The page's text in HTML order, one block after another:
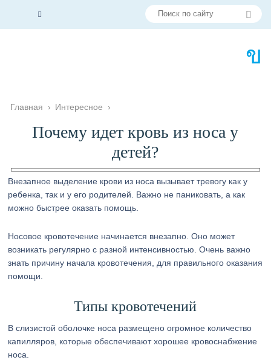
Главная › Интересное ›
Почему идет кровь из носа у
детей?
Внезапное выделение крови из носа вызывает тревогу как у
ребенка, так и у его родителей. Важно не паниковать, а как
можно быстрее оказать помощь.
Носовое кровотечение начинается внезапно. Оно может
возникать регулярно с разной интенсивностью. Очень важно
знать причину начала кровотечения, для правильного оказания
помощи.
Типы кровотечений
В слизистой оболочке носа размещено огромное количество
капилляров, которые обеспечивают хорошее кровоснабжение
носа.